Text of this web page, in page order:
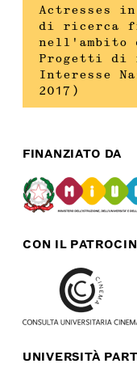
Actresses
di ricerca
nell’ambito
Progetti di
Interesse
2017)
FINANZIATO DA
CON IL
UNIVERSITÀ